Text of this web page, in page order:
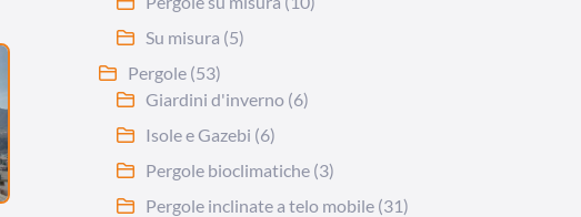
Su misura (5)
Pergole (53)
Giardini d'inverno (6)
Isole e Gazebi (6)
Pergole bioclimatiche (3)
Pergole inclinate a telo mobile (31)